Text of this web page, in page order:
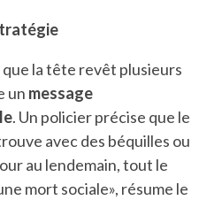
la tête revêt plusieurs
un message
. Un policier précise que le
avec des béquilles ou
au lendemain, tout le
mort sociale», résume le